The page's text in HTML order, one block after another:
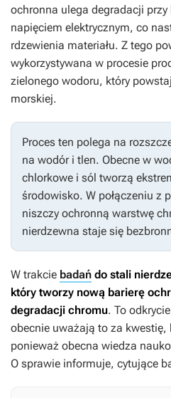
ochronna ulega degradacji
napięciem elektrycznym, co
rdzewienia materiału. Z tego
wykorzystywana w procesie
zielonego wodoru, który
morskiej.
Proces ten polega na
na wodór i tlen. Obecne w
chlorkowe i sól tworzą
środowisko. W połączeniu z
niszczy ochronną warstwę
nierdzewna staje się
W trakcie badań do stali
który tworzy nową barierę
degradacji chromu. To
obecnie uważają to za kwestię,
ponieważ obecna wiedza
O sprawie informuje, cytujące